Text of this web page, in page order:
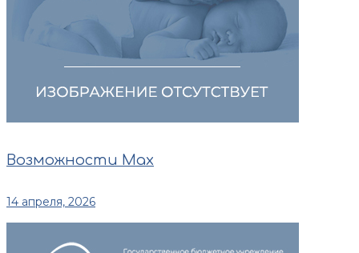
Возможности Max
14 апреля, 2026